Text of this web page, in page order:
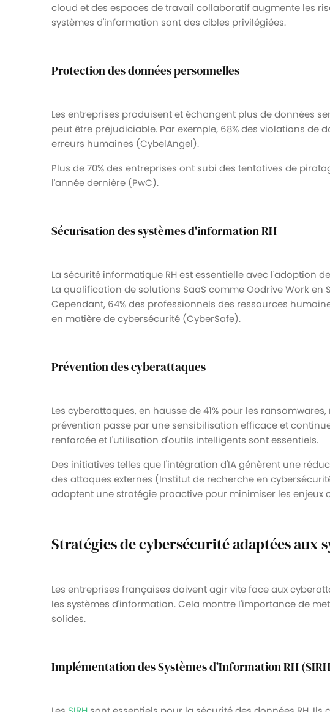
cloud et des espaces de travail collaboratif augmente les
systèmes d'information sont des cibles privilégiées.
Protection des données personnelles
Les entreprises produisent et échangent plus de données
peut être préjudiciable. Par exemple, 68% des violations de
erreurs humaines (CybelAngel).
Plus de 70% des entreprises ont subi des tentatives de
l'année dernière (PwC).
Sécurisation des systèmes d'information RH
La sécurité informatique RH est essentielle avec l'adoption
La qualification de solutions SaaS comme Oodrive Work en
Cependant, 64% des professionnels des ressources
en matière de cybersécurité (CyberSafe).
Prévention des cyberattaques
Les cyberattaques, en hausse de 41% pour les
prévention passe par une sensibilisation efficace et
renforcée et l'utilisation d'outils intelligents sont essentiels.
Des initiatives telles que l'intégration d'IA génèrent une
des attaques externes (Institut de recherche en
adoptent une stratégie proactive pour minimiser les enjeux
Stratégies de cybersécurité adaptées aux
Les entreprises françaises doivent agir vite face aux
les systèmes d'information. Cela montre l'importance de
solides.
Implémentation des Systèmes d’Information RH